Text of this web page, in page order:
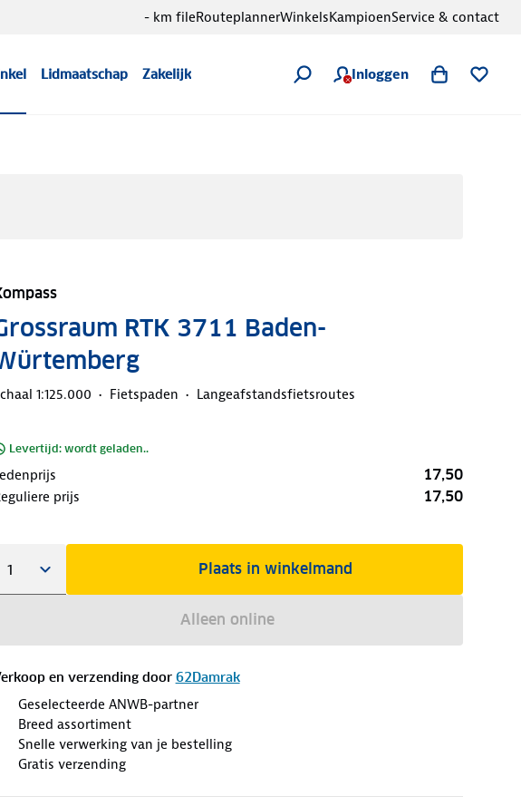
Lidmaatschap Zakelijk Inloggen
- km fileRouteplannerWinkelsKampioenService & contact
RTK 3711 Baden-
1:125.000 Fietspaden Langeafstandsfietsroutes
Levertijd: wordt geladen..
17,50
prijs 17,50
Plaats in winkelmand
Alleen online
en verzending door 62Damrak
Geselecteerde ANWB-partner
Breed assortiment
Snelle verwerking van je bestelling
Gratis verzending